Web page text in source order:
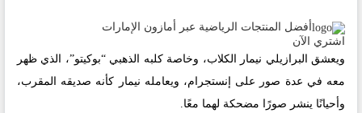
أفضل المنتجات الرياضية عبر أمازون الإمارات
اشتري الآن
ويعشق البرازيلي نيمار الكلاب، وخاصة كلبه الذهبي “بوكيتو”، الذي ظهر
معه في عدة صور على إنستجرام، ويعامله نيمار كأنه صديقه المقرب،
وأحيانًا ينشر صورًا مضحكة لهما معًا.